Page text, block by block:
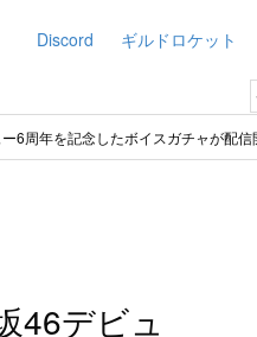
Discord ギルドロケット
6周年を記念したボイスガチャが配信
46デビュ